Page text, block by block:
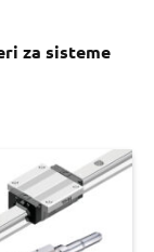
za sisteme